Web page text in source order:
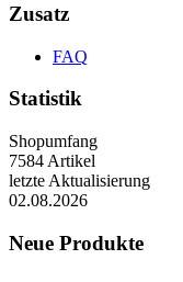
Zusatz
FAQ
Statistik
Shopumfang
7584 Artikel
letzte Aktualisierung
02.08.2026
Neue Produkte